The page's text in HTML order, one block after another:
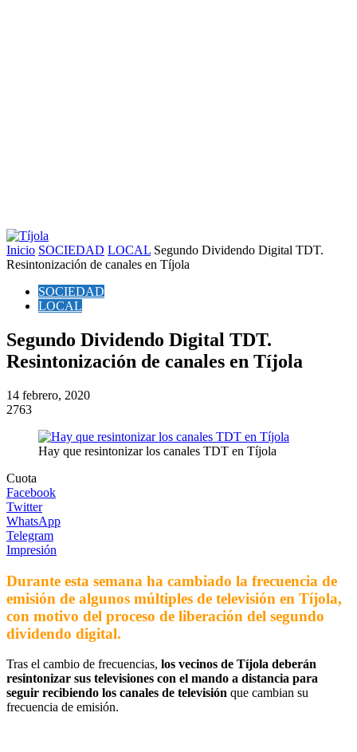
Inicio SOCIEDAD LOCAL Segundo Dividendo Digital TDT.
Resintonización de canales en Tíjola
SOCIEDAD
LOCAL
Segundo Dividendo Digital TDT.
Resintonización de canales en Tíjola
14 febrero, 2020
2763
Hay que resintonizar los canales TDT en Tíjola
Cuota
Facebook
Twitter
WhatsApp
Telegram
Impresión
Durante esta semana ha cambiado la frecuencia de
emisión de algunos múltiples de televisión en Tíjola,
con motivo del proceso de liberación del segundo
dividendo digital.
Tras el cambio de frecuencias, los vecinos de Tíjola deberán
resintonizar sus televisiones con el mando a distancia para
seguir recibiendo los canales de televisión que cambian su
frecuencia de emisión.